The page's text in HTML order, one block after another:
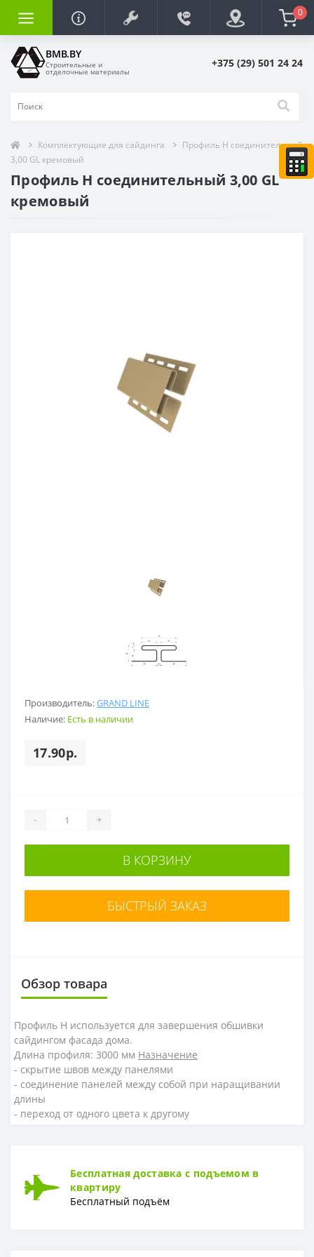
0
BMB.BY
Строительные и
отделочные материалы
+375 (29) 501 24 24
Комплектующие для сайдинга
Профиль H соединительный
3,00 GL кремовый
Профиль H соединительный 3,00 GL
кремовый
Производитель:GRAND LINE
Наличие: Есть в наличии
17.90р.
- +
В КОРЗИНУ
БЫСТРЫЙ ЗАКАЗ
Обзор товара
Профиль H используется для завершения обшивки
сайдингом фасада дома.
Длина профиля: 3000 мм Назначение
- скрытие швов между панелями
- соединение панелей между собой при наращивании
длины
- переход от одного цвета к другому
Бесплатная доставка с подъемом в
квартиру
Бесплатный подъём